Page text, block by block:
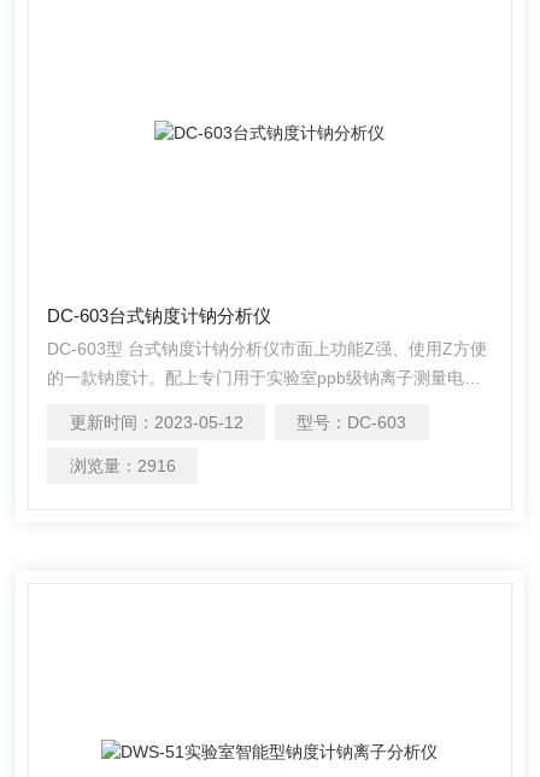
DC-603台式钠度计钠分析仪
DC-603型 台式钠度计钠分析仪市面上功能Z强、使用Z方便
的一款钠度计。配上专门用于实验室ppb级钠离子测量电极
改善， 只要在使用中注意电极的清洗，*可以得到较满意的
结果。可广泛应用于火电、化工化肥、冶金、环保、制药、
更新时间： 2023-05-12 型号： DC-603
浏览量： 2916